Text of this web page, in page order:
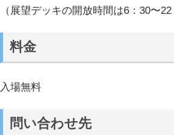
（展望デッキの開放時間は6：30〜22
料金
入場無料
問い合わせ先